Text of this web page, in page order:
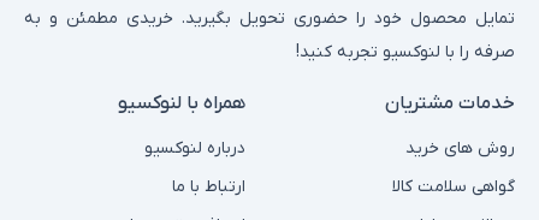
تمایل محصول خود را حضوری تحویل بگیرید. خریدی مطمئن و به
صرفه را با لنوکسیو تجربه کنید!
خدمات مشتریان
روش های خرید
گواهی سلامت کالا
همراه با لنوکسیو
درباره لنوکسیو
ارتباط با ما